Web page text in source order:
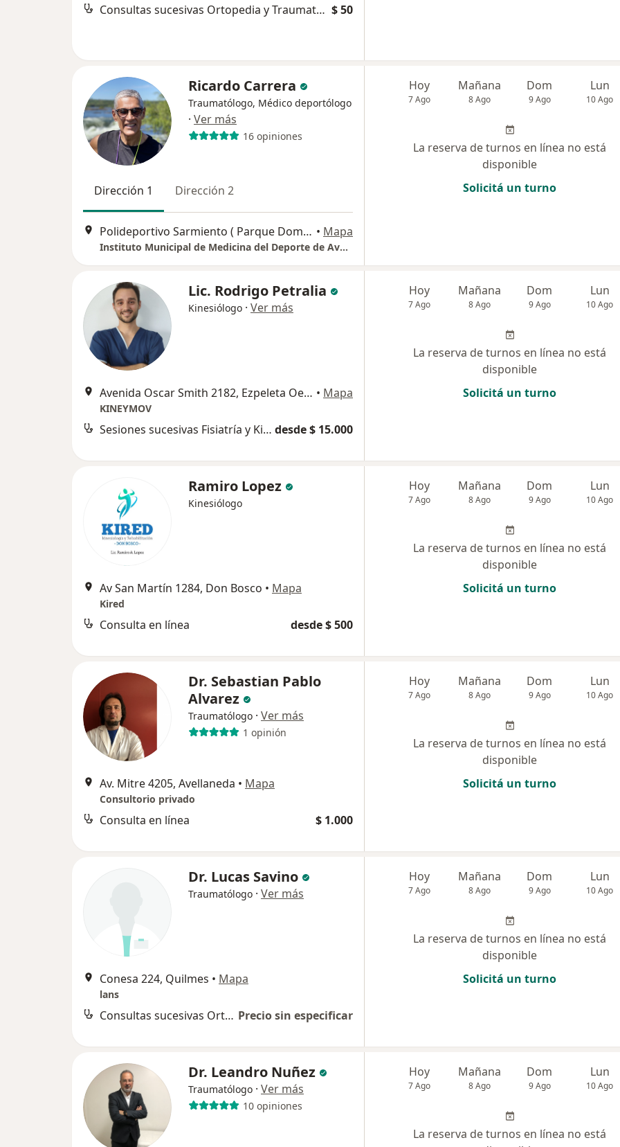
Consultas sucesivas Ortopedia y Traumatología $ 50
Ricardo Carrera
Traumatólogo, Médico deportólogo
· Ver más
16 opiniones
Dirección 1 Dirección 2
Polideportivo Sarmiento ( Parque Dominico, Avellaneda), Avellaneda • Mapa
Instituto Municipal de Medicina del Deporte de Avellaneda
Hoy
7 Ago
Mañana
8 Ago
Dom
9 Ago
Lun
10 Ago
La reserva de turnos en línea no está
disponible
Solicitá un turno
Lic. Rodrigo Petralia
Kinesiólogo · Ver más
Avenida Oscar Smith 2182, Ezpeleta Oeste • Mapa
KINEYMOV
Sesiones sucesivas Fisiatría y Kinesiología desde $ 15.000
Hoy
7 Ago
Mañana
8 Ago
Dom
9 Ago
Lun
10 Ago
La reserva de turnos en línea no está
disponible
Solicitá un turno
Ramiro Lopez
Kinesiólogo
Av San Martín 1284, Don Bosco • Mapa
Kired
Consulta en línea desde $ 500
Hoy
7 Ago
Mañana
8 Ago
Dom
9 Ago
Lun
10 Ago
La reserva de turnos en línea no está
disponible
Solicitá un turno
Dr. Sebastian Pablo
Alvarez
Traumatólogo · Ver más
1 opinión
Av. Mitre 4205, Avellaneda • Mapa
Consultorio privado
Consulta en línea $ 1.000
Hoy
7 Ago
Mañana
8 Ago
Dom
9 Ago
Lun
10 Ago
La reserva de turnos en línea no está
disponible
Solicitá un turno
Dr. Lucas Savino
Traumatólogo · Ver más
Conesa 224, Quilmes • Mapa
lans
Consultas sucesivas Ortopedia y Traumatología Precio sin especificar
Hoy
7 Ago
Mañana
8 Ago
Dom
9 Ago
Lun
10 Ago
La reserva de turnos en línea no está
disponible
Solicitá un turno
Dr. Leandro Nuñez
Traumatólogo · Ver más
10 opiniones
Hoy
7 Ago
Mañana
8 Ago
Dom
9 Ago
Lun
10 Ago
La reserva de turnos en línea no está